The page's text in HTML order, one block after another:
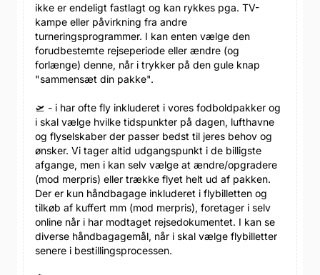
ikke er endeligt fastlagt og kan rykkes pga. TV-
kampe eller påvirkning fra andre
turneringsprogrammer. I kan enten vælge den
forudbestemte rejseperiode eller ændre (og
forlænge) denne, når i trykker på den gule knap
"sammensæt din pakke".
🛫 - i har ofte fly inkluderet i vores fodboldpakker og
i skal vælge hvilke tidspunkter på dagen, lufthavne
og flyselskaber der passer bedst til jeres behov og
ønsker. Vi tager altid udgangspunkt i de billigste
afgange, men i kan selv vælge at ændre/opgradere
(mod merpris) eller trække flyet helt ud af pakken.
Der er kun håndbagage inkluderet i flybilletten og
tilkøb af kuffert mm (mod merpris), foretager i selv
online når i har modtaget rejsedokumentet. I kan se
diverse håndbagagemål, når i skal vælge flybilletter
senere i bestillingsprocessen.